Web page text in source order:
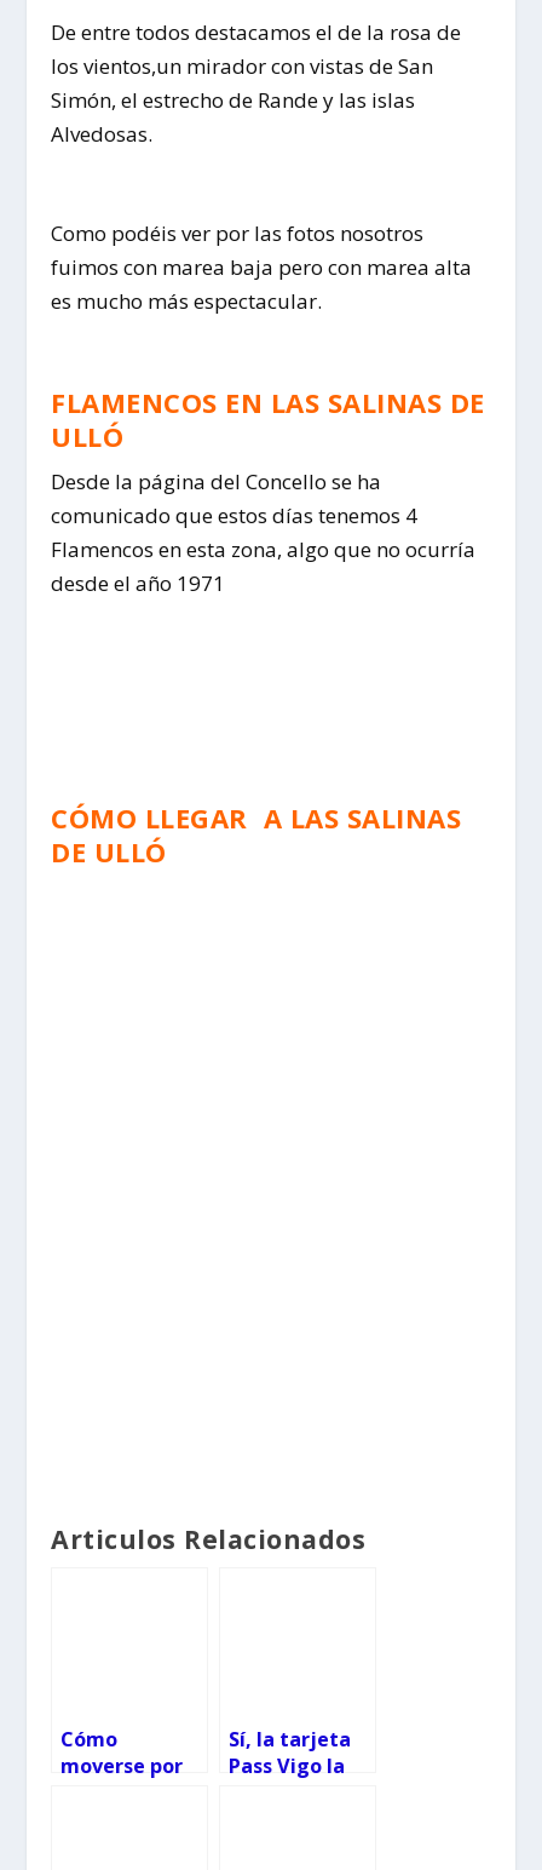
De entre todos destacamos el de la rosa de
los vientos,un mirador con vistas de San
Simón, el estrecho de Rande y las islas
Alvedosas.
Como podéis ver por las fotos nosotros
fuimos con marea baja pero con marea alta
es mucho más espectacular.
FLAMENCOS EN LAS SALINAS DE
ULLÓ
Desde la página del Concello se ha
comunicado que estos días tenemos 4
Flamencos en esta zona, algo que no ocurría
desde el año 1971
CÓMO LLEGAR A LAS SALINAS
DE ULLÓ
Articulos Relacionados
Cómo
moverse por
Sí, la tarjeta
Pass Vigo la